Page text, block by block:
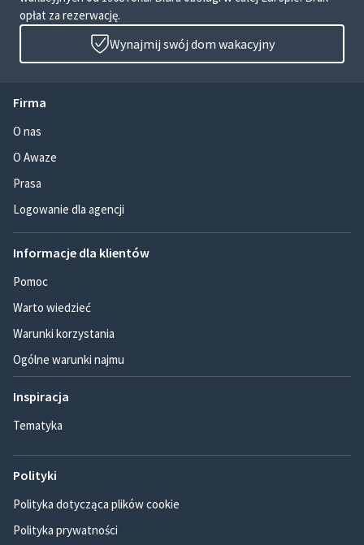
opłat za rezerwację.
Wynajmij swój dom wakacyjny
Firma
O nas
O Awaze
Prasa
Logowanie dla agencji
Informacje dla klientów
Pomoc
Warto wiedzieć
Warunki korzystania
Ogólne warunki najmu
Inspiracja
Tematyka
Polityki
Polityka dotycząca plików cookie
Polityka prywatności